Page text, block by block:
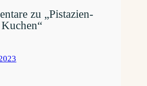
zu „Pistazien-